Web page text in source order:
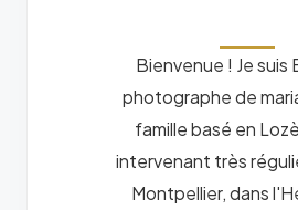
Bienvenue ! Je suis
photographe de
famille basé en
intervenant très
Montpellier, dans